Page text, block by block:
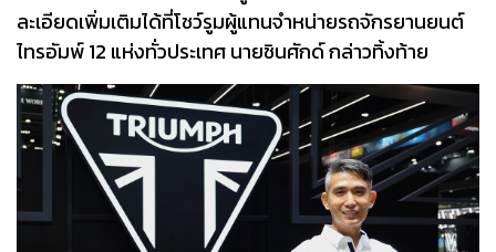
ละเอียดเพิ่มเติมได้ที่โชว์รูมผู้แทนจำหน่ายรถจักรยานยนต์
ไทรอัมพ์ 12 แห่งทั่วประเทศ นายชินศักด์ กล่าวทิ้งท้าย